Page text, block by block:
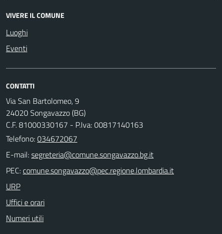
VIVERE IL COMUNE
Luoghi
Eventi
CONTATTI
Via San Bartolomeo, 9
24020 Songavazzo (BG)
C.F. 81000330167 - P.Iva: 00817140163
Telefono:034672067
E-mail:
PEC:
URP
Uffici e orari
Numeri utili